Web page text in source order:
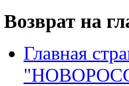
Возврат на
Главная